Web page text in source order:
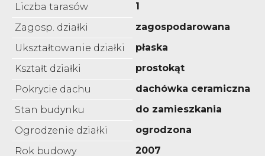
Liczba tarasów
1
Zagosp. działki
zagospodarowana
Ukształtowanie działki
płaska
Kształt działki
prostokąt
Pokrycie dachu
dachówka ceramiczna
Stan budynku
do zamieszkania
Ogrodzenie działki
ogrodzona
Rok budowy
2007